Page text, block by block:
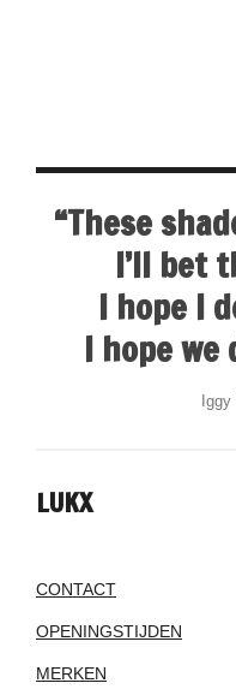
“These
I’ll bet
I hope I
I hope we
LUKX
CONTACT
OPENINGSTIJDEN
MERKEN